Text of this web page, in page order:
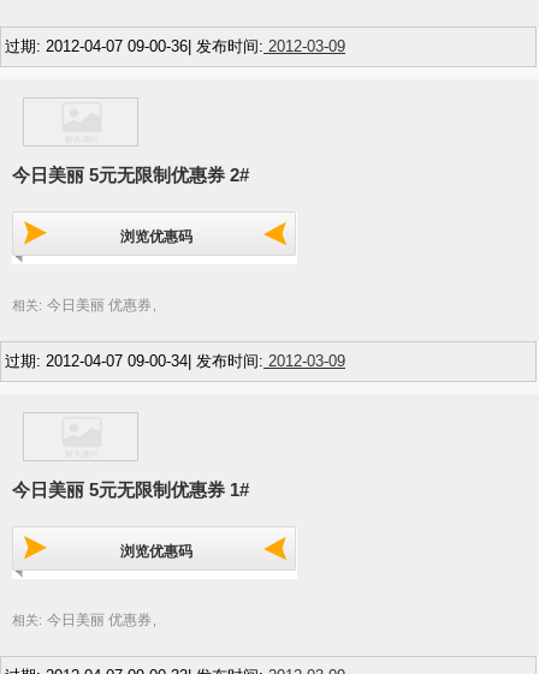
过期: 2012-04-07 09-00-36| 发布时间: 2012-03-09
今日美丽 5元无限制优惠券 2#
浏览优惠码
相关: 今日美丽 优惠券
过期: 2012-04-07 09-00-34| 发布时间: 2012-03-09
今日美丽 5元无限制优惠券 1#
浏览优惠码
相关: 今日美丽 优惠券